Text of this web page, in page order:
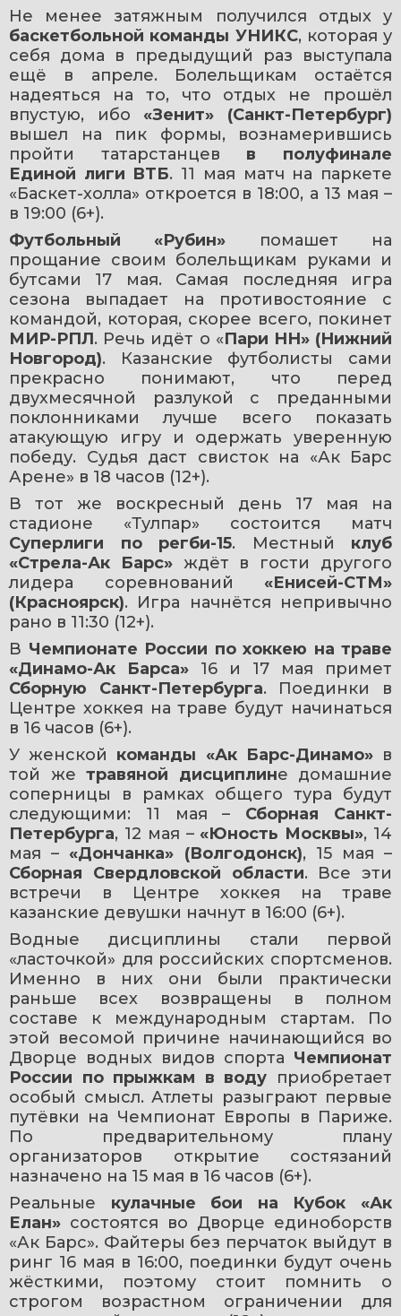
баскетбольной команды УНИКС, которая у
себя дома в предыдущий раз выступала
ещё в апреле. Болельщикам остаётся
надеяться на то, что отдых не прошёл
впустую, ибо «Зенит» (Санкт-Петербург)
вышел на пик формы, вознамерившись
пройти татарстанцев в полуфинале
Единой лиги ВТБ. 11 мая матч на паркете
«Баскет-холла» откроется в 18:00, а 13 мая –
в 19:00 (6+).
Футбольный «Рубин» помашет на
прощание своим болельщикам руками и
бутсами 17 мая. Самая последняя игра
сезона выпадает на противостояние с
МИР-РПЛ. Речь идёт о «Пари НН» (Нижний
Новгород). Казанские футболисты сами
прекрасно понимают, что перед
двухмесячной разлукой с преданными
поклонниками лучше всего показать
атакующую игру и одержать уверенную
победу. Судья даст свисток на «Ак Барс
Арене» в 18 часов (12+).
В тот же воскресный день 17 мая на
Суперлиги по регби-15. Местный клуб
«Стрела-Ак Барс» ждёт в гости другого
лидера соревнований «Енисей-СТМ»
(Красноярск). Игра начнётся непривычно
рано в 11:30 (12+).
В Чемпионате России по хоккею на траве
«Динамо-Ак Барса» 16 и 17 мая примет
Сборную Санкт-Петербурга.
Поединки в
Центре хоккея на траве будут начинаться
в 16 часов (6+).
У женской команды «Ак Барс-Динамо» в
той же травяной дисциплине домашние
соперницы в рамках общего тура будут
следующими: 11 мая – Сборная Санкт-
Петербурга, 12 мая – «Юность Москвы», 14
мая – «Дончанка» (Волгодонск)
Сборная Свердловской области. Все эти
встречи в Центре хоккея на траве
казанские девушки начнут в 16:00 (6+).
Водные дисциплины стали первой
«ласточкой» для российских спортсменов.
Именно в них они были практически
раньше всех возвращены в полном
составе к международным стартам. По
этой весомой причине начинающийся во
Дворце водных видов спорта Чемпионат
России по прыжкам в воду приобретает
особый смысл. Атлеты разыграют первые
путёвки на Чемпионат Европы в Париже.
По предварительному плану
организаторов открытие состязаний
назначено на 15 мая в 16 часов (6+).
Реальные кулачные бои на Кубок «Ак
Елан» состоятся во Дворце единоборств
«Ак Барс». Файтеры без перчаток выйдут в
ринг 16 мая в 16:00, поединки будут очень
жёсткими, поэтому стоит помнить о
строгом возрастном ограничении для